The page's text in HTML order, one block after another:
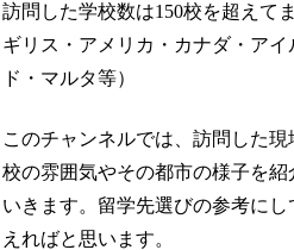
訪問した学校数は150校を超えて
ギリス・アメリカ・カナダ・アイ
ド・マルタ等）
このチャンネルでは、訪問した現
校の雰囲気やその都市の様子を紹
いきます。留学先選びの参考にし
えればと思います。